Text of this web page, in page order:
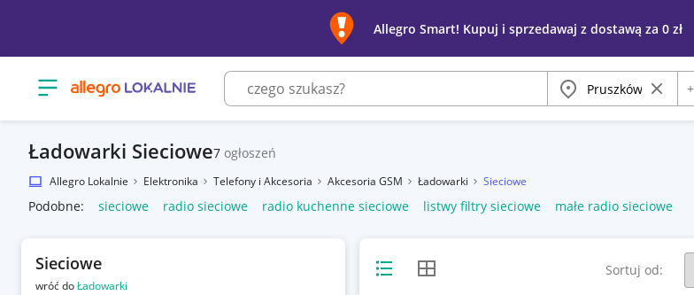
Allegro Smart! Kupuj i sprzedawaj z dostawą za 0 zł
Otwórz menu z kategoriami Miasto
+
Ładowarki Sieciowe7 ogłoszeń
Allegro Lokalnie Elektronika Telefony i Akcesoria Akcesoria GSM Ładowarki Sieciowe
Podobne: sieciowe radio sieciowe radio kuchenne sieciowe listwy filtry sieciowe małe radio sieciowe
Sieciowe
wróć doŁadowarki
Widok listyWidok siatki Sortuj od: